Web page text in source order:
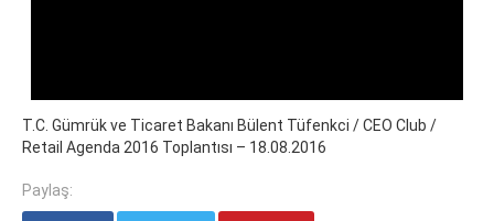
T.C. Gümrük ve Ticaret Bakanı Bülent Tüfenkci / CEO Club /
Retail Agenda 2016 Toplantısı – 18.08.2016
Paylaş: